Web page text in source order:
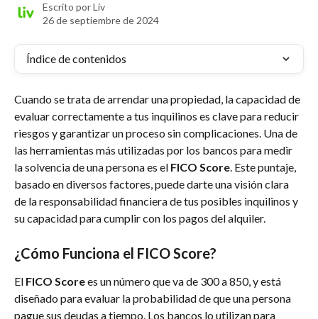
Escrito porLiv
26 de septiembre de 2024
Índice de contenidos
Cuando se trata de arrendar una propiedad, la capacidad de
evaluar correctamente a tus inquilinos es clave para reducir
riesgos y garantizar un proceso sin complicaciones. Una de
las herramientas más utilizadas por los bancos para medir
la solvencia de una persona es el FICO Score. Este puntaje,
basado en diversos factores, puede darte una visión clara
de la responsabilidad financiera de tus posibles inquilinos y
su capacidad para cumplir con los pagos del alquiler.
¿Cómo Funciona el FICO Score?
El FICO Score es un número que va de 300 a 850, y está
diseñado para evaluar la probabilidad de que una persona
pague sus deudas a tiempo. Los bancos lo utilizan para